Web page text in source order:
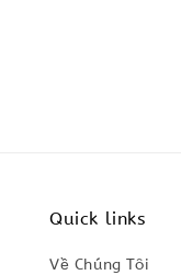
Quick links
Về Chúng Tôi